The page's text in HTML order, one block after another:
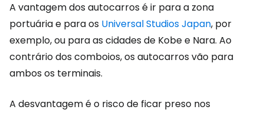
A vantagem dos autocarros é ir para a zona
portuária e para os Universal Studios Japan, por
exemplo, ou para as cidades de Kobe e Nara. Ao
contrário dos comboios, os autocarros vão para
ambos os terminais.
A desvantagem é o risco de ficar preso nos